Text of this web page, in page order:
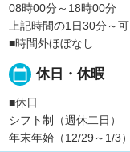
08時00分～18時00分
上記時間の1日30分～可
■時間外ほぼなし
calendar_today 休日・休暇
■休日
シフト制（週休二日）
年末年始（12/29～1/3）